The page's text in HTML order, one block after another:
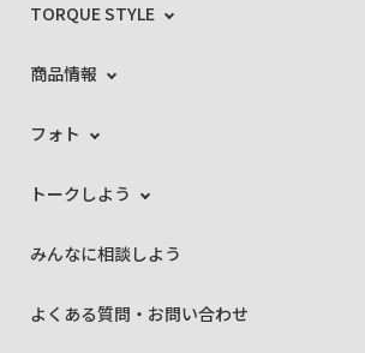
TORQUE STYLE
商品情報
フォト
トークしよう
みんなに相談しよう
よくある質問・お問い合わせ